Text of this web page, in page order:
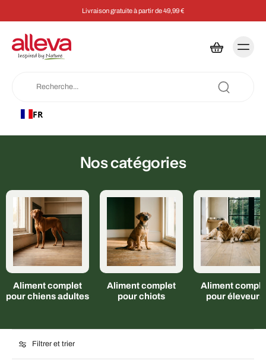
Livraison gratuite à partir de 49,99 €
FR
Nos catégories
Aliment complet
pour chiens adultes
Aliment complet
pour chiots
Aliment
pour éleveurs
Filtrer et trier